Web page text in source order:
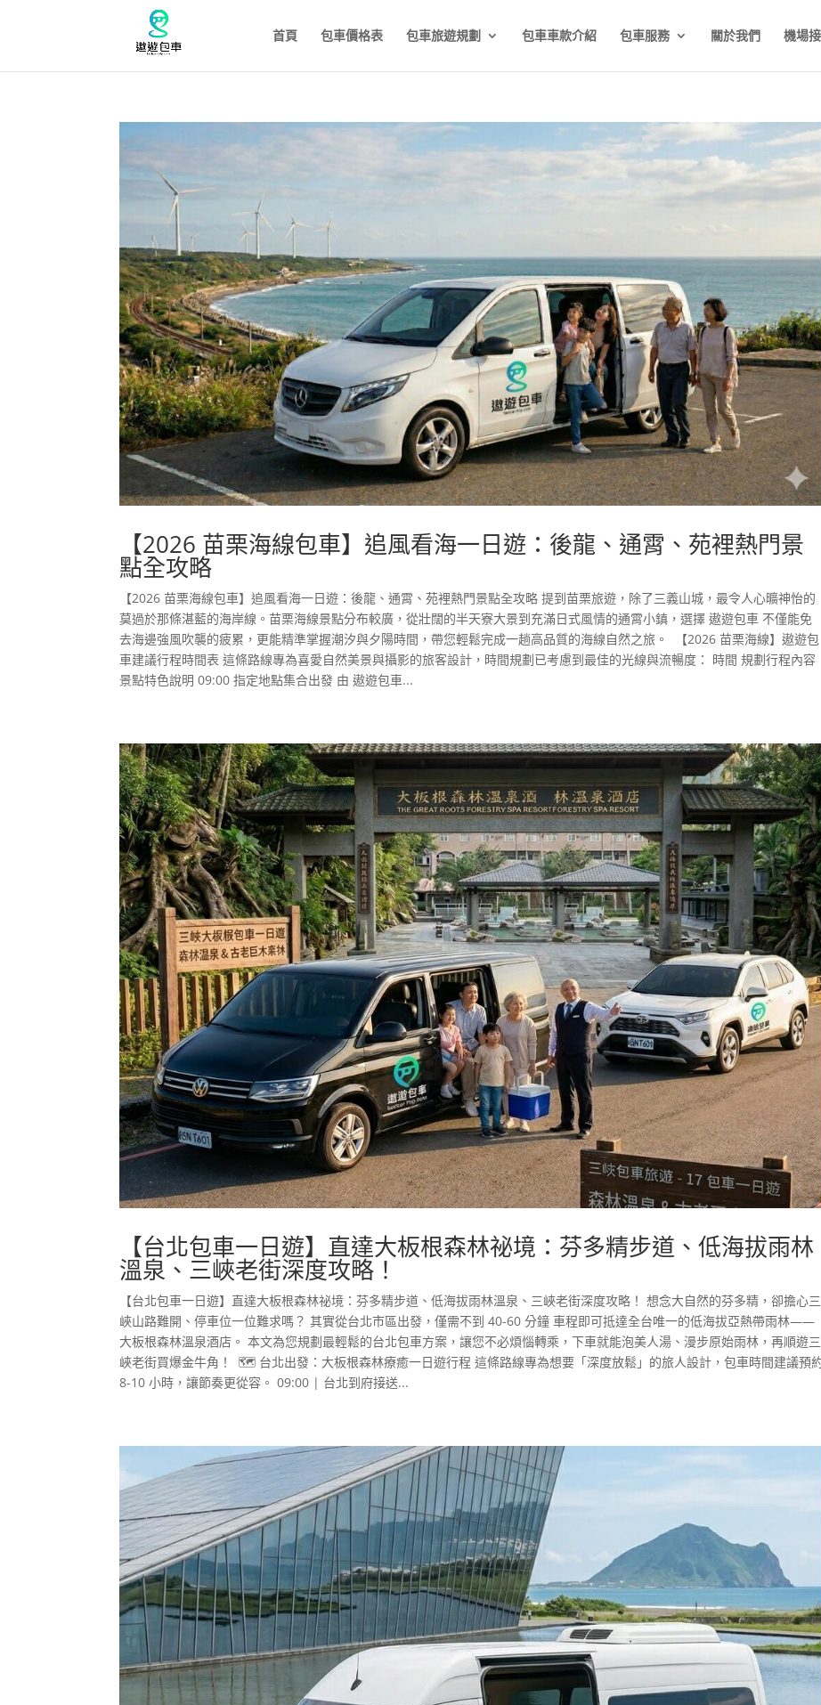
首頁 包車價格表 包車旅遊規劃 包車車款介紹 包車服務 關於我們 機場
【2026 苗栗海線包車】追風看海一日遊：後龍、通霄、苑裡熱門景
點全攻略
【2026 苗栗海線包車】追風看海一日遊：後龍、通霄、苑裡熱門景點全攻略 提到苗栗旅遊，除了三義山城，最令人心曠神怡的
莫過於那條湛藍的海岸線。苗栗海線景點分布較廣，從壯闊的半天寮大景到充滿日式風情的通霄小鎮，選擇 遨遊包車 不僅能免
去海邊強風吹襲的疲累，更能精準掌握潮汐與夕陽時間，帶您輕鬆完成一趟高品質的海線自然之旅。 【2026 苗栗海線】遨遊包
車建議行程時間表 這條路線專為喜愛自然美景與攝影的旅客設計，時間規劃已考慮到最佳的光線與流暢度： 時間 規劃行程內容
景點特色說明 09:00 指定地點集合出發 由 遨遊包車...
【台北包車一日遊】直達大板根森林祕境：芬多精步道、低海拔雨林
溫泉、三峽老街深度攻略！
【台北包車一日遊】直達大板根森林祕境：芬多精步道、低海拔雨林溫泉、三峽老街深度攻略！ 想念大自然的芬多精，卻擔心三
峽山路難開、停車位一位難求嗎？ 其實從台北市區出發，僅需不到 40-60 分鐘 車程即可抵達全台唯一的低海拔亞熱帶雨林——
大板根森林溫泉酒店。 本文為您規劃最輕鬆的台北包車方案，讓您不必煩惱轉乘，下車就能泡美人湯、漫步原始雨林，再順遊三
峽老街買爆金牛角！ 🗺️ 台北出發：大板根森林療癒一日遊行程 這條路線專為想要「深度放鬆」的旅人設計，包車時間建議預
8-10 小時，讓節奏更從容。 09:00 | 台北到府接送...